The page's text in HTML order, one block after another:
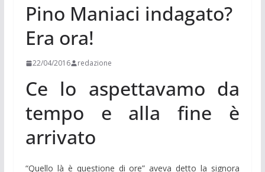
Pino Maniaci indagato?
Era ora!
22/04/2016 redazione
Ce lo aspettavamo da
tempo e alla fine è
arrivato
“Quello là è questione di ore” aveva detto la signora